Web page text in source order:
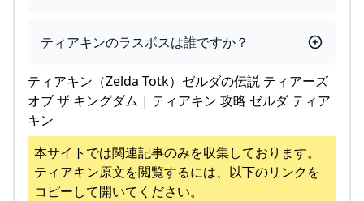
ティアキンのラスボスは誰ですか？
ティアキン（Zelda Totk）ゼルダの伝説 ティアーズ
オブ ザ キングダム | ティアキン 攻略 ゼルダ ティア
キン
本サイトでは関連記事のみを収集しております。
ティアキン原文を閲覧するには、以下のリンクを
コピーして開いてください。